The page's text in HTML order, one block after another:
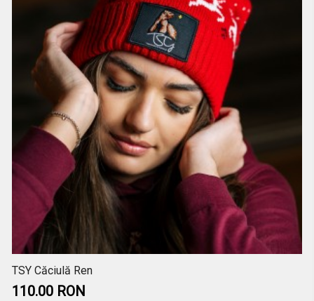
TSY Căciulă Ren
110.00 RON